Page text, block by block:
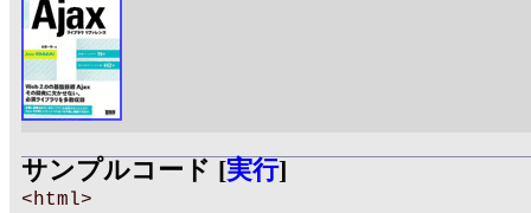
サンプルコード [実行]
<html>